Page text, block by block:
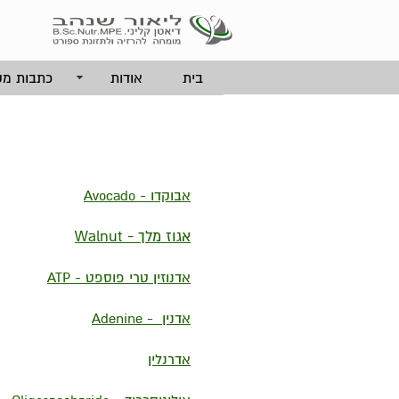
בית אודות כתבות
אבוקדו - Avocado
אגוז מלך - Walnut
אדנוזין טרי פוספט - ATP
אדנין - Adenine
אדרנלין